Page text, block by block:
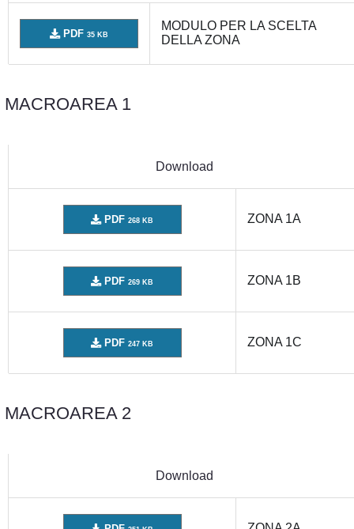
PDF 35 KB
MODULO PER LA SCELTA
DELLA ZONA
MACROAREA 1
Download
PDF 268 KB ZONA 1A
PDF 269 KB ZONA 1B
PDF 247 KB ZONA 1C
MACROAREA 2
Download